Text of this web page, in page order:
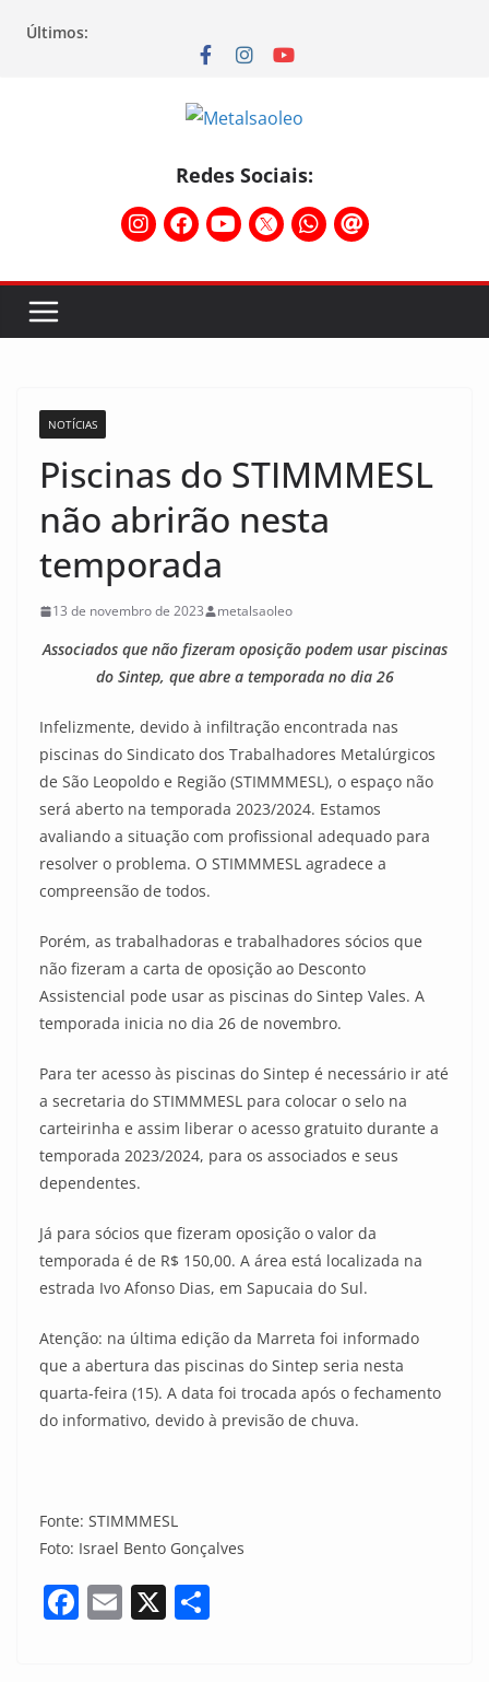
Últimos:
Redes Sociais:
NOTÍCIAS
Piscinas do STIMMMESL
não abrirão nesta
temporada
13 de novembro de 2023 metalsaoleo
Associados que não fizeram oposição podem usar piscinas
do Sintep, que abre a temporada no dia 26
Infelizmente, devido à infiltração encontrada nas
piscinas do Sindicato dos Trabalhadores Metalúrgicos
de São Leopoldo e Região (STIMMMESL), o espaço não
será aberto na temporada 2023/2024. Estamos
avaliando a situação com profissional adequado para
resolver o problema. O STIMMMESL agradece a
compreensão de todos.
Porém, as trabalhadoras e trabalhadores sócios que
não fizeram a carta de oposição ao Desconto
Assistencial pode usar as piscinas do Sintep Vales. A
temporada inicia no dia 26 de novembro.
Para ter acesso às piscinas do Sintep é necessário ir até
a secretaria do STIMMMESL para colocar o selo na
carteirinha e assim liberar o acesso gratuito durante a
temporada 2023/2024, para os associados e seus
dependentes.
Já para sócios que fizeram oposição o valor da
temporada é de R$ 150,00. A área está localizada na
estrada Ivo Afonso Dias, em Sapucaia do Sul.
Atenção: na última edição da Marreta foi informado
que a abertura das piscinas do Sintep seria nesta
quarta-feira (15). A data foi trocada após o fechamento
do informativo, devido à previsão de chuva.
Fonte: STIMMMESL
Foto: Israel Bento Gonçalves
F E X